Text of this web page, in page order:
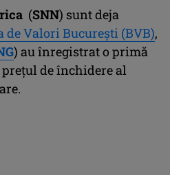
(SNN) sunt deja
de Valori Bucureşti (BVB),
) au înregistrat o primă
de închidere al